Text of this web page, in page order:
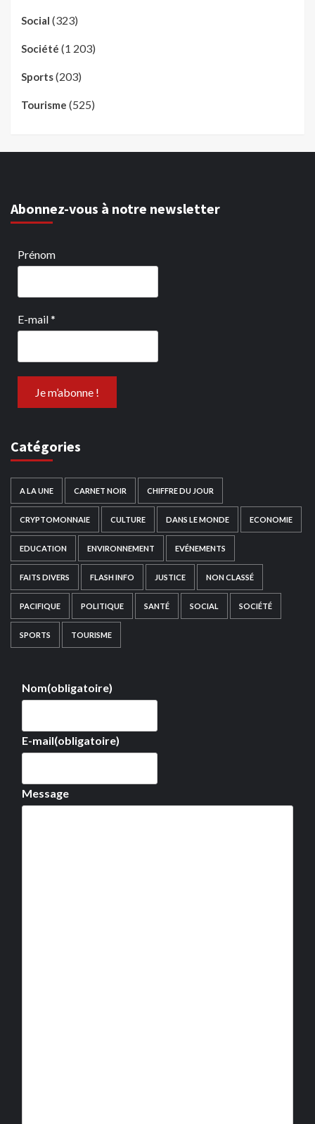
Social (323)
Société (1 203)
Sports(203)
Tourisme (525)
Abonnez-vous à notre newsletter
Prénom
E-mail*
Catégories
A LA UNE CARNET NOIR CHIFFRE DU JOUR
CRYPTOMONNAIE CULTURE DANS LE MONDE ECONOMIE
EDUCATION ENVIRONNEMENT EVÉNEMENTS
FAITS DIVERS FLASH INFO JUSTICE NON CLASSÉ
PACIFIQUE POLITIQUE SANTÉ SOCIAL SOCIÉTÉ
SPORTS TOURISME
Nom(obligatoire)
E-mail(obligatoire)
Message